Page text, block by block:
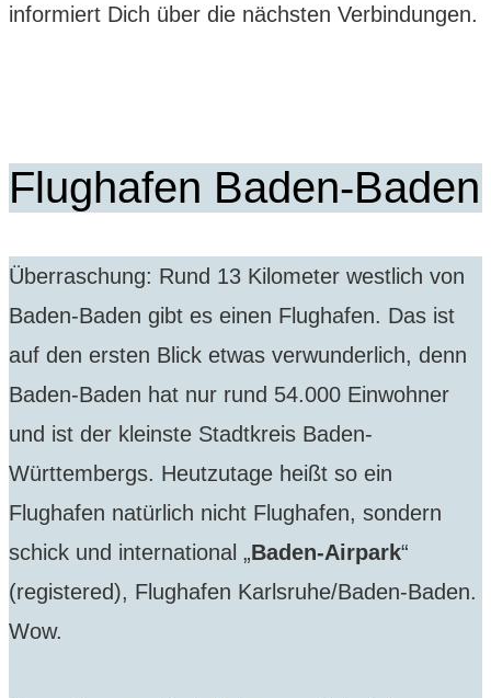
informiert Dich über die nächsten Verbindungen.
Flughafen Baden-Baden
Überraschung: Rund 13 Kilometer westlich von
Baden-Baden gibt es einen Flughafen. Das ist
auf den ersten Blick etwas verwunderlich, denn
Baden-Baden hat nur rund 54.000 Einwohner
und ist der kleinste Stadtkreis Baden-
Württembergs. Heutzutage heißt so ein
Flughafen natürlich nicht Flughafen, sondern
schick und international „Baden-Airpark“
(registered), Flughafen Karlsruhe/Baden-Baden.
Wow.